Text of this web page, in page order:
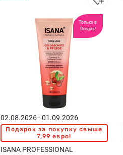
Только в
Drogas!
02.08.2026 - 01.09.2026
Подарок за покупку свыше
7,99 евро!
ISANA PROFESSIONAL